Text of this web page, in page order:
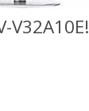
V32A10E!